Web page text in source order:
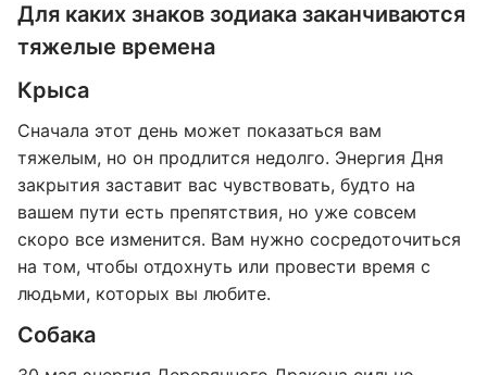
Для каких знаков зодиака заканчиваются
тяжелые времена
Крыса
Сначала этот день может показаться вам
тяжелым, но он продлится недолго. Энергия Дня
закрытия заставит вас чувствовать, будто на
вашем пути есть препятствия, но уже совсем
скоро все изменится. Вам нужно сосредоточиться
на том, чтобы отдохнуть или провести время с
людьми, которых вы любите.
Собака